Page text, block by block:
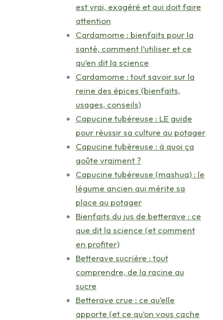
est vrai, exagéré et qui doit faire
attention
Cardamome : bienfaits pour la
santé, comment l’utiliser et ce
qu’en dit la science
Cardamome : tout savoir sur la
reine des épices (bienfaits,
usages, conseils)
Capucine tubéreuse : LE guide
pour réussir sa culture au potager
Capucine tubéreuse : à quoi ça
goûte vraiment ?
Capucine tubéreuse (mashua) : le
légume ancien qui mérite sa
place au potager
Bienfaits du jus de betterave : ce
que dit la science (et comment
en profiter)
Betterave sucrière : tout
comprendre, de la racine au
sucre
Betterave crue : ce qu’elle
apporte (et ce qu’on vous cache